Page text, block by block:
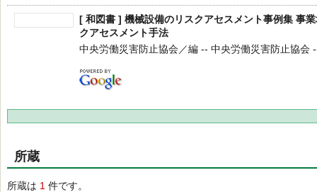
[ 和図書 ] 機械設備のリスクアセスメント事例集 事
クアセスメント手法
中央労働災害防止協会／編 -- 中央労働災害防止協会
所蔵
所蔵は 1 件です。